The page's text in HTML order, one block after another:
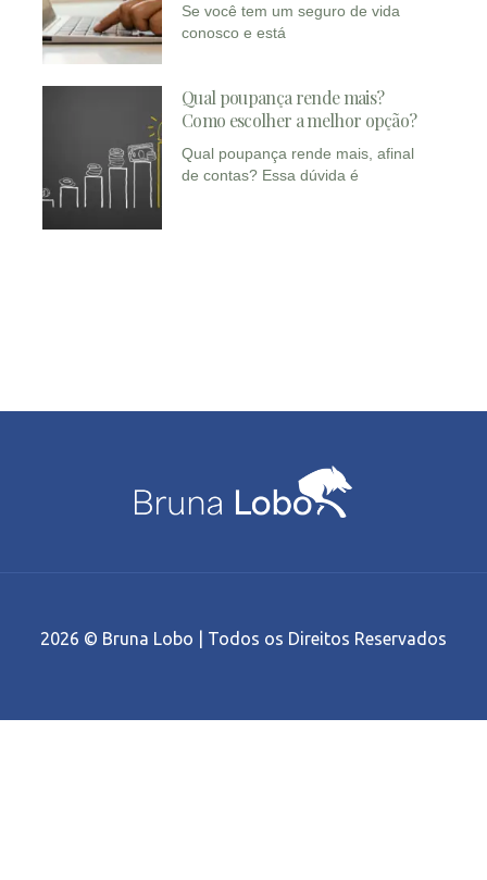
Se você tem um seguro de vida
conosco e está
Qual poupança rende mais?
Como escolher a melhor opção?
Qual poupança rende mais, afinal
de contas? Essa dúvida é
2026 © Bruna Lobo | Todos os Direitos Reservados